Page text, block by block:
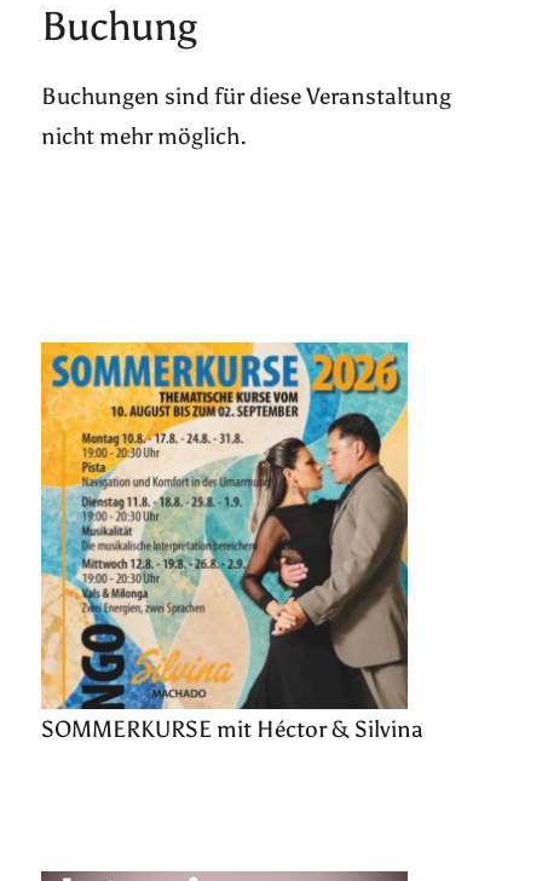
Buchung
Buchungen sind für diese Veranstaltung
nicht mehr möglich.
SOMMERKURSE mit Héctor & Silvina